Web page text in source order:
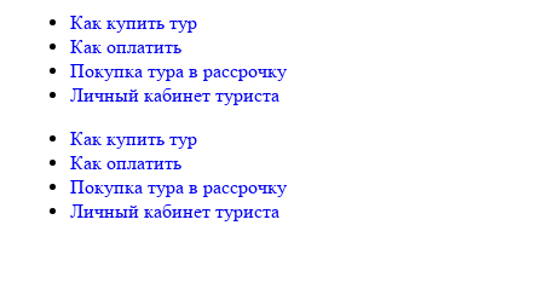
Как купить тур
Как оплатить
Покупка тура в рассрочку
Личный кабинет туриста
Как купить тур
Как оплатить
Покупка тура в рассрочку
Личный кабинет туриста